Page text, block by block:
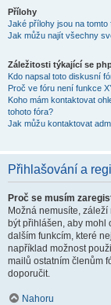
Přílohy
Jaké přílohy jsou na tomto
Jak můžu najít všechny
Záležitosti týkající se
Kdo napsal toto diskusní
Proč ve fóru není funkce
Koho mám kontaktovat
tohoto fóra?
Jak můžu kontaktovat
Přihlašování a
Proč se musím
Možná nemusíte,
být přihlášen, aby mohl
dalším funkcím, které
například možnost
mailů ostatním členům
doporučit.
Nahoru